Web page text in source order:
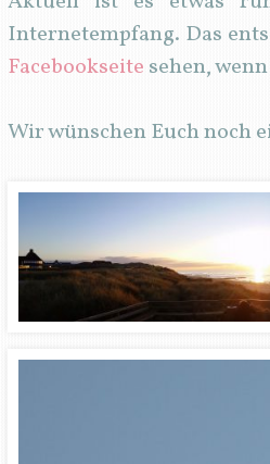
Internetempfang. Das
Facebookseite sehen,
Wir wünschen Euch noch